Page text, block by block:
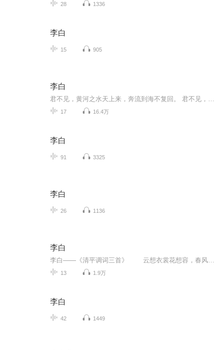
28 1336
李白
15 905
李白
17 16.4万
李白
91 3325
李白
26 1136
李白
13 1.9万
李白
42 1449